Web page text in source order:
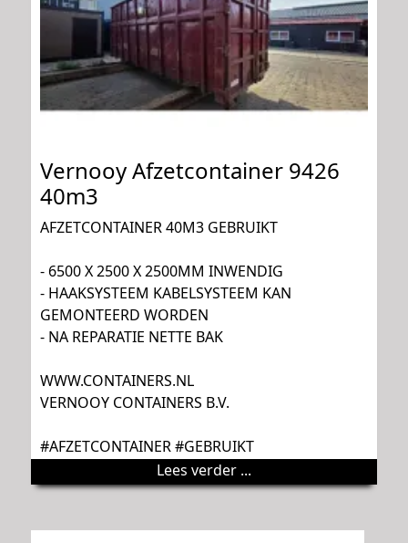
Vernooy Afzetcontainer 9426
40m3
AFZETCONTAINER 40M3 GEBRUIKT
- 6500 X 2500 X 2500MM INWENDIG
- HAAKSYSTEEM KABELSYSTEEM KAN
GEMONTEERD WORDEN
- NA REPARATIE NETTE BAK
WWW.CONTAINERS.NL
VERNOOY CONTAINERS B.V.
#AFZETCONTAINER #GEBRUIKT
Lees verder ...